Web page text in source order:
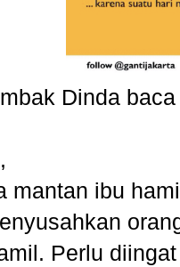
Dinda
mantan ibu
Perlu